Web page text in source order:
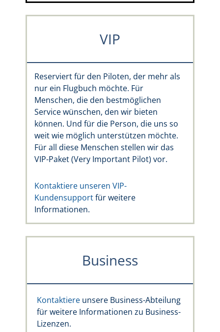
VIP
Reserviert für den Piloten, der mehr als
nur ein Flugbuch möchte. Für
Menschen, die den bestmöglichen
Service wünschen, den wir bieten
können. Und für die Person, die uns so
weit wie möglich unterstützen möchte.
Für all diese Menschen stellen wir das
VIP-Paket (Very Important Pilot) vor.
Kontaktiere unseren VIP-
Kundensupportfür weitere
Informationen.
Business
Kontaktiere unsere Business-Abteilung
für weitere Informationen zu Business-
Lizenzen.